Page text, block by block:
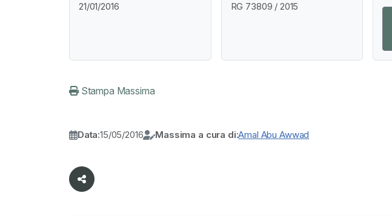
21/01/2016 RG 73809 / 2015
Stampa Massima
Data:15/05/2016 Massima a cura di:Amal Abu Awwad